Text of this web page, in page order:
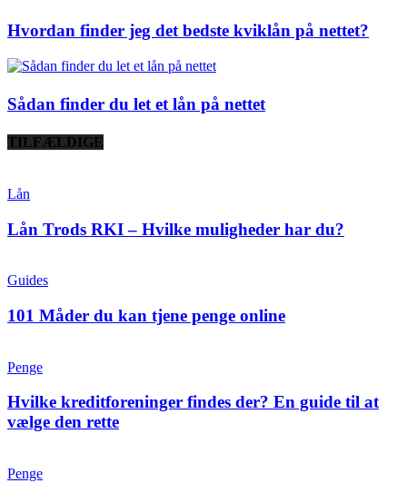
Hvordan finder jeg det bedste kviklån på nettet?
Sådan finder du let et lån på nettet
TILFÆLDIGE
Lån
Lån Trods RKI – Hvilke muligheder har du?
Guides
101 Måder du kan tjene penge online
Penge
Hvilke kreditforeninger findes der? En guide til at
vælge den rette
Penge